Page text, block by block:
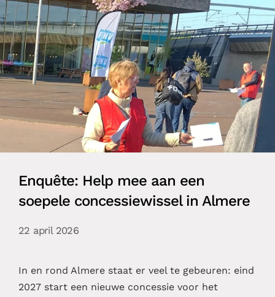
Enquête: Help mee aan een
soepele concessiewissel in Almere
22 april 2026
In en rond Almere staat er veel te gebeuren: eind
2027 start een nieuwe concessie voor het